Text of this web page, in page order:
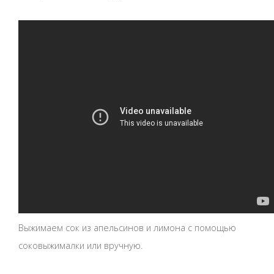
Выжимаем сок из апельсинов и лимона с помощью
соковыжималки или вручную.